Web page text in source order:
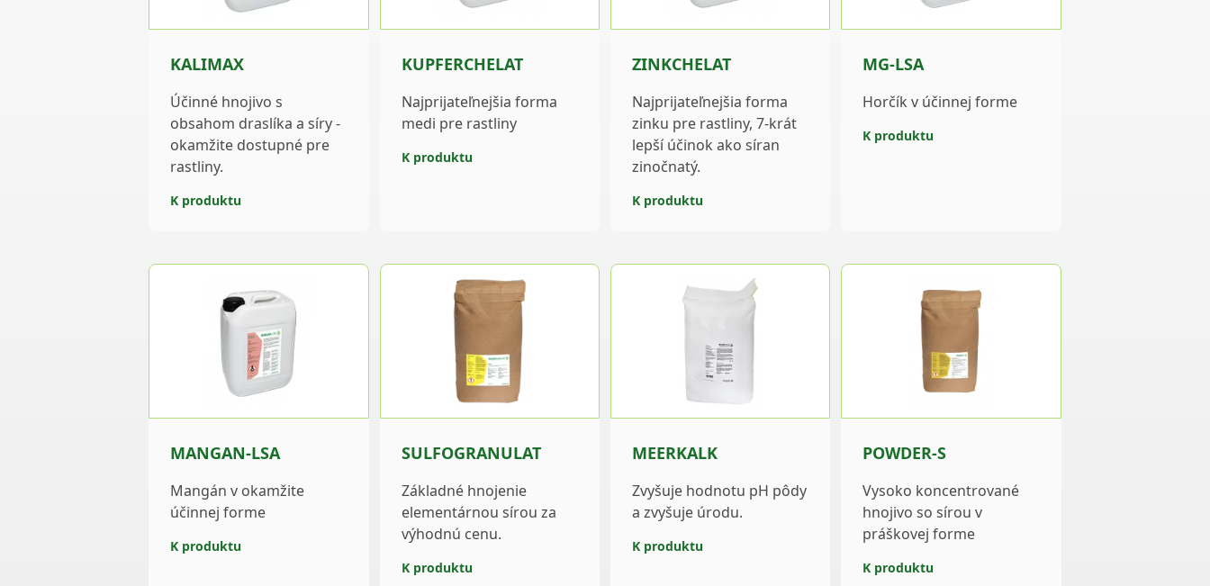
KALIMAX
Účinné hnojivo s
obsahom draslíka a síry -
okamžite dostupné pre
rastliny.
K produktu
KUPFERCHELAT
Najprijateľnejšia forma
medi pre rastliny
K produktu
ZINKCHELAT
Najprijateľnejšia forma
zinku pre rastliny , 7-krát
lepší účinok ako síran
zinočnatý.
K produktu
MG-LSA
Horčík v účinnej forme
K produktu
MANGAN-LSA
Mangán v okamžite
účinnej forme
K produktu
SULFOGRANULAT
Základné hnojenie
elementárnou sírou za
výhodnú cenu.
K produktu
MEERKALK
Zvyšuje hodnotu pH pôdy
a zvyšuje úrodu.
K produktu
POWDER-S
Vysoko koncentrované
hnojivo so sírou v
práškovej forme
K produktu